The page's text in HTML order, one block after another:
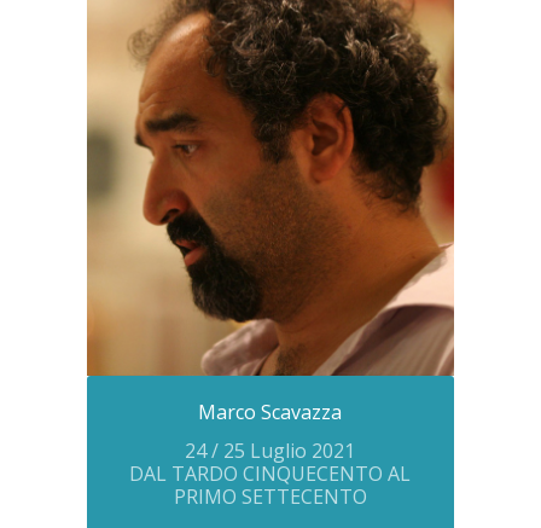
Marco Scavazza
24 / 25 Luglio 2021
DAL TARDO CINQUECENTO AL
PRIMO SETTECENTO